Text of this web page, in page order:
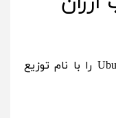
در خط فرمان مطمئن شوید عبارت Ubuntu را با نام توزیع